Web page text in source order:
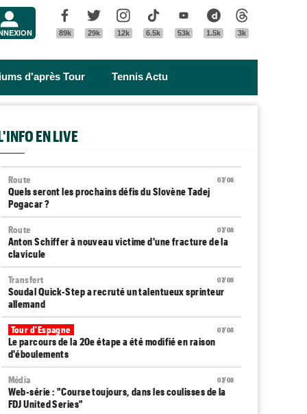
Facebook
89k
Twitter
29k
Instagram
12k
Tik Tok
6.5k
Youtube
53k
Dailymotion
1.5k 3k
d'après Tour Tennis Actu
EN LIVE
07/08
Route
Quels seront les prochains défis du Slovène Tadej
Pogacar ?
07/08
Route
Anton Schiffer à nouveau victime d'une fracture de la
clavicule
07/08
Transfert
Soudal Quick-Step a recruté un talentueux sprinteur
allemand
07/08
Tour d'Espagne
Le parcours de la 20e étape a été modifié en raison
d'éboulements
07/08
Média
Web-série : "Course toujours, dans les coulisses de la
FDJ United Series"